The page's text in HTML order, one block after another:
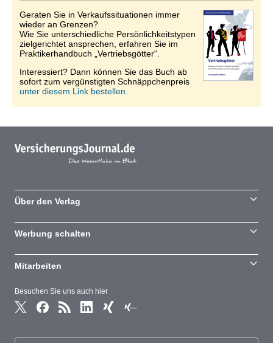
Geraten Sie in Verkaufssituationen immer
wieder an Grenzen?
Wie Sie unterschiedliche Persönlichkeitstypen
zielgerichtet ansprechen, erfahren Sie im
Praktikerhandbuch „Vertriebsgötter“.
Interessiert? Dann können Sie das Buch ab
sofort zum vergünstigten Schnäppchenpreis
unter diesem Link bestellen.
Besuchen Sie uns auch hier
Über den Verlag
Werbung schalten
Mitarbeiten